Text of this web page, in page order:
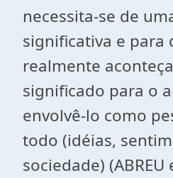
necessita-se de
significativa e para
realmente
significado para o
envolvê-lo como
todo (idéias,
sociedade) (ABREU